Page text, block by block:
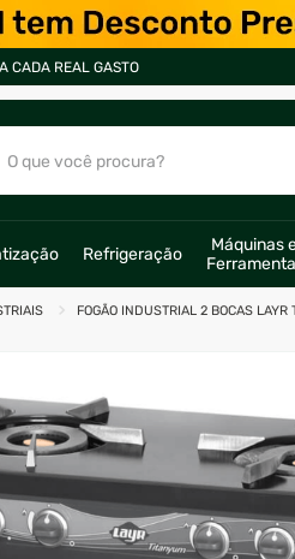
você procura?
Refrigeração
Máquinas
FOGÃO INDUSTRIAL 2 BOCAS
2º
fogão
4º
forno
5º
soprador
6º
7º
ventilador